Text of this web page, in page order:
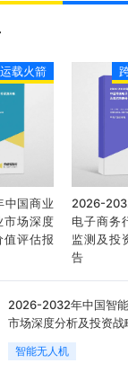
载火箭
国商业
市场深度
值评估报
2026-
电子商务
监测及投
告
2026-2032年中国智
市场深度分析及投资战
智能无人机